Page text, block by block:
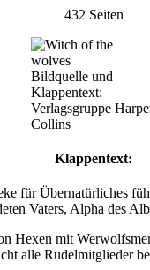
432 Seiten
Bildquelle und
Klappentext:
Verlagsgruppe
Collins
Klappentext:
für Übernatürliches
Vaters, Alpha des
Hexen mit
alle Rudelmitglieder